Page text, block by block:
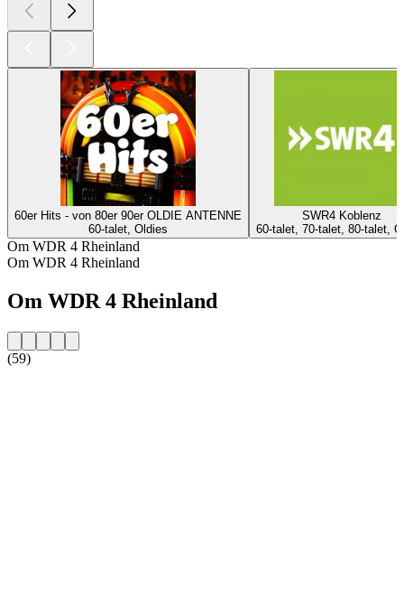
60er Hits - von 80er 90er OLDIE ANTENNE
60-talet, Oldies
SWR4 Koblenz
60-talet, 70-talet, 80-talet,
Om WDR 4 Rheinland
Om WDR 4 Rheinland
Om WDR 4 Rheinland
(59)